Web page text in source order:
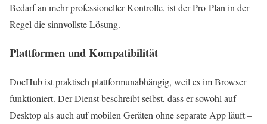
Bedarf an mehr professioneller Kontrolle, ist der Pro-Plan in der
Regel die sinnvollste Lösung.
Plattformen und Kompatibilität
DocHub ist praktisch plattformunabhängig, weil es im Browser
funktioniert. Der Dienst beschreibt selbst, dass er sowohl auf
Desktop als auch auf mobilen Geräten ohne separate App läuft –